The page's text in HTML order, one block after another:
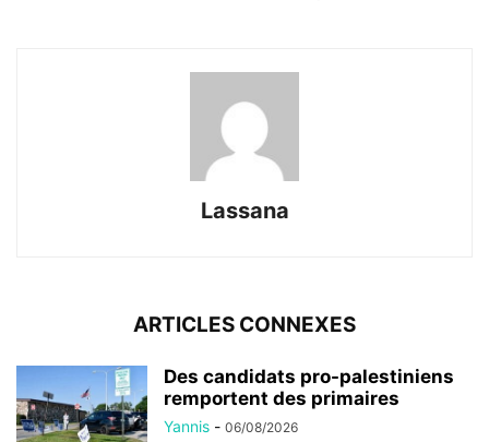
Lassana
ARTICLES CONNEXES
Des candidats pro-palestiniens
remportent des primaires
Yannis - 06/08/2026